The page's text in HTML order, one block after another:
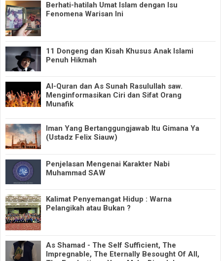
Berhati-hatilah Umat Islam dengan Isu
Fenomena Warisan Ini
11 Dongeng dan Kisah Khusus Anak Islami
Penuh Hikmah
Al-Quran dan As Sunah Rasulullah saw.
Menginformasikan Ciri dan Sifat Orang
Munafik
Iman Yang Bertanggungjawab Itu Gimana Ya
(Ustadz Felix Siauw)
Penjelasan Mengenai Karakter Nabi
Muhammad SAW
Kalimat Penyemangat Hidup : Warna
Pelangikah atau Bukan ?
As Shamad - The Self Sufficient, The
Impregnable, The Eternally Besought Of All,